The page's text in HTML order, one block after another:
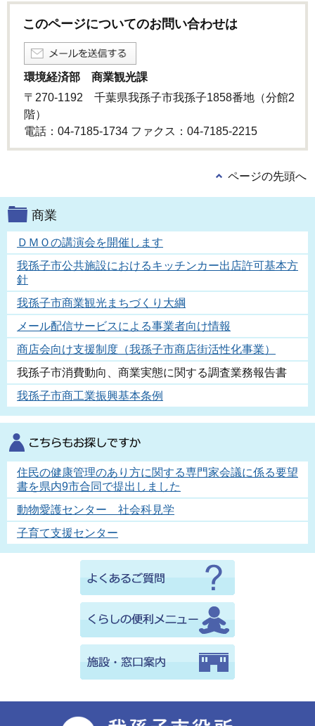
このページについてのお問い合わせは
環境経済部 商業観光課
〒270-1192 千葉県我孫子市我孫子1858番地（分館2
階）
電話：04-7185-1734 ファクス：04-7185-2215
ページの先頭へ
商業
ＤＭＯの講演会を開催します
我孫子市公共施設におけるキッチンカー出店許可基本方
針
我孫子市商業観光まちづくり大綱
メール配信サービスによる事業者向け情報
商店会向け支援制度（我孫子市商店街活性化事業）
我孫子市消費動向、商業実態に関する調査業務報告書
我孫子市商工業振興基本条例
住民の健康管理のあり方に関する専門家会議に係る要望
書を県内9市合同で提出しました
動物愛護センター 社会科見学
子育て支援センター